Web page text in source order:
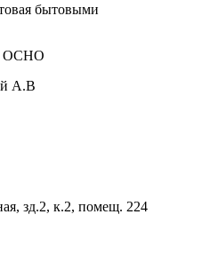
бытовыми
ОСНО
А.В
зд.2, к.2, помещ. 224